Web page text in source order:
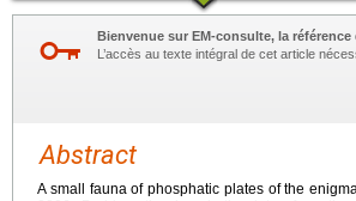
Bienvenue sur EM-consulte, la
L’accès au texte intégral de cet article
Abstract
A small fauna of phosphatic plates of the